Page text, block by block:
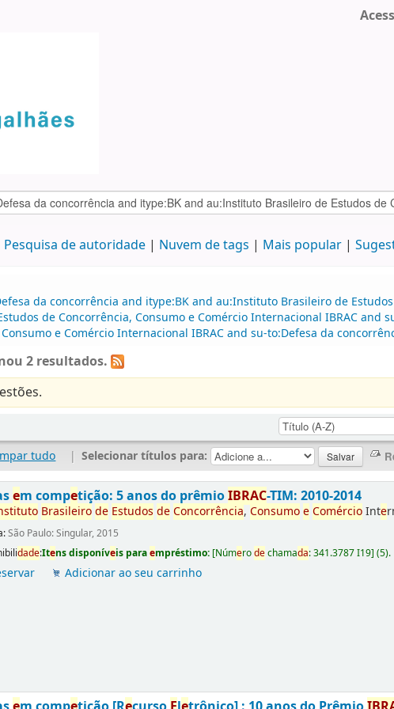
Pesquisa de autoridade Nuvem de tags Mais popular
da concorrência and itype:BK and au:Instituto Brasileiro de
de Concorrência, Consumo e Comércio Internacional IBRAC and
e Comércio Internacional IBRAC and su-to:Defesa da
2 resultados.
tudo | Selecionar títulos para:
em competição: 5 anos do prêmioIBRAC-TIM: 2010-2014
Brasileirode Estudos deConcorrência,ConsumoeComércioInte
São Paulo: Singular, 2015
dade:Itens disponíveis paraempréstimo: [Númerodechamada:341.3787 I19](5).
Adicionar ao seu carrinho